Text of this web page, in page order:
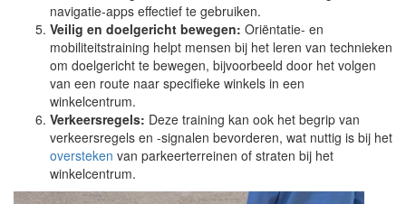
navigatie-apps effectief te gebruiken.
Veilig en doelgericht bewegen: Oriëntatie- en
mobiliteitstraining helpt mensen bij het leren van technieken
om doelgericht te bewegen, bijvoorbeeld door het volgen
van een route naar specifieke winkels in een
winkelcentrum.
Verkeersregels: Deze training kan ook het begrip van
verkeersregels en -signalen bevorderen, wat nuttig is bij het
oversteken van parkeerterreinen of straten bij het
winkelcentrum.